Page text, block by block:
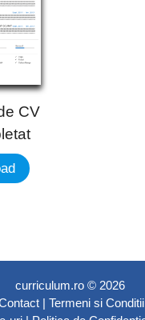
CV
curriculum.ro © 2026
| Termeni si Conditii